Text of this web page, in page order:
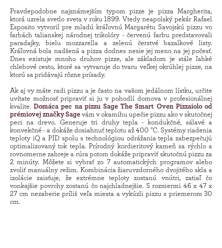
Pravdepodobne najznámejším typom pizze je pizza Margherita,
ktorá uzrela svetlo sveta v roku 1899. Vtedy neapolský pekár Rafael
Esposito vytvoril pre mladú kráľovnú Margarétu Savojskú pizzu vo
farbách talianskej národnej trikolóry - červenú farbu predstavovali
paradajky, bielu mozzarella a zelenú čerstvé bazalkové listy.
Kráľovná bola nadšená a pizza dodnes nesie jej meno na jej počesť.
Dnes existuje mnoho druhov pizze, ale základom je stále ľahké
chlebové cesto, ktoré sa vytvaruje do tvaru veľkej okrúhlej pizze, na
ktorú sa pridávajú rôzne prísady.
Ak aj vy máte radi pizzu a je často na vašom jedálnom lístku, určite
uvítate možnosť pripraviť si ju v pohodlí domova v profesionálnej
kvalite.Domáca pec na pizzu Sage The Smart Oven Pizzaiolo od
prémiovej značky Sagevám v okamihu upečie pizzu ako v skutočnej
peci na drevo. Generuje tri druhy tepla - kondukčné, sálavé a
konvekčné - a dokáže dosiahnuť teplotu až 400 °C. Systémy riadenia
teploty iQ a PID spolu s technológiou odrážania tepla zabezpečujú
optimalizovaný tok tepla. Prírodný kordieritový kameň sa rýchlo a
rovnomerne zahreje a rúra potom dokáže pripraviť skutočnú pizzu za
2 minúty. Môžete si vybrať zo 7 automatických programov alebo
zvoliť manuálny režim. Kombinácia žiaruvzdorného dvojitého skla a
izolácie zaisťuje, že extrémne teploty zostanú vnútri, zatiaľ čo
vonkajšie povrchy zostanú čo najchladnejšie. S rozmermi 46 x 47 x
27 cm nezaberie príliš veľa miesta a vykúzli pizzu s priemerom 30
cm.